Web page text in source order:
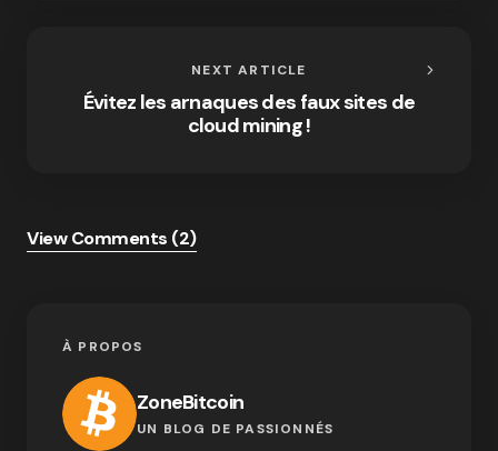
NEXT ARTICLE
Évitez les arnaques des faux sites de
cloud mining !
View Comments (2)
À PROPOS
ZoneBitcoin
UN BLOG DE PASSIONNÉS